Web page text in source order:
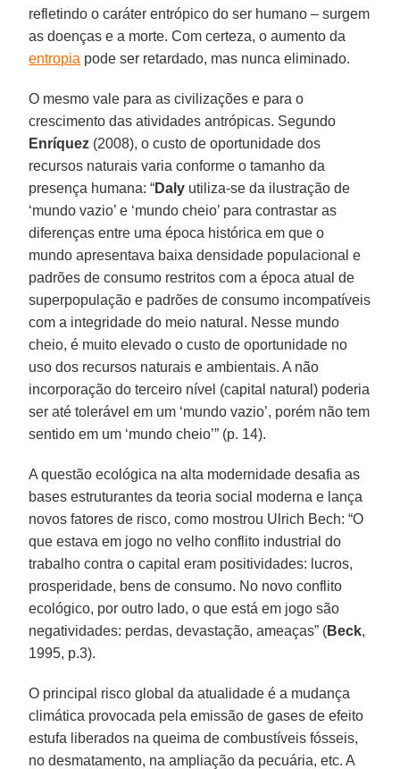
refletindo o caráter entrópico do ser humano – surgem
as doenças e a morte. Com certeza, o aumento da
entropia pode ser retardado, mas nunca eliminado.
O mesmo vale para as civilizações e para o
crescimento das atividades antrópicas. Segundo
Enríquez (2008), o custo de oportunidade dos
recursos naturais varia conforme o tamanho da
presença humana: “Daly utiliza-se da ilustração de
‘mundo vazio’ e ‘mundo cheio’ para contrastar as
diferenças entre uma época histórica em que o
mundo apresentava baixa densidade populacional e
padrões de consumo restritos com a época atual de
superpopulação e padrões de consumo incompatíveis
com a integridade do meio natural. Nesse mundo
cheio, é muito elevado o custo de oportunidade no
uso dos recursos naturais e ambientais. A não
incorporação do terceiro nível (capital natural) poderia
ser até tolerável em um ‘mundo vazio’, porém não tem
sentido em um ‘mundo cheio’” (p. 14).
A questão ecológica na alta modernidade desafia as
bases estruturantes da teoria social moderna e lança
novos fatores de risco, como mostrou Ulrich Bech: “O
que estava em jogo no velho conflito industrial do
trabalho contra o capital eram positividades: lucros,
prosperidade, bens de consumo. No novo conflito
ecológico, por outro lado, o que está em jogo são
negatividades: perdas, devastação, ameaças” (Beck,
1995, p.3).
O principal risco global da atualidade é a mudança
climática provocada pela emissão de gases de efeito
estufa liberados na queima de combustíveis fósseis,
no desmatamento, na ampliação da pecuária, etc. A